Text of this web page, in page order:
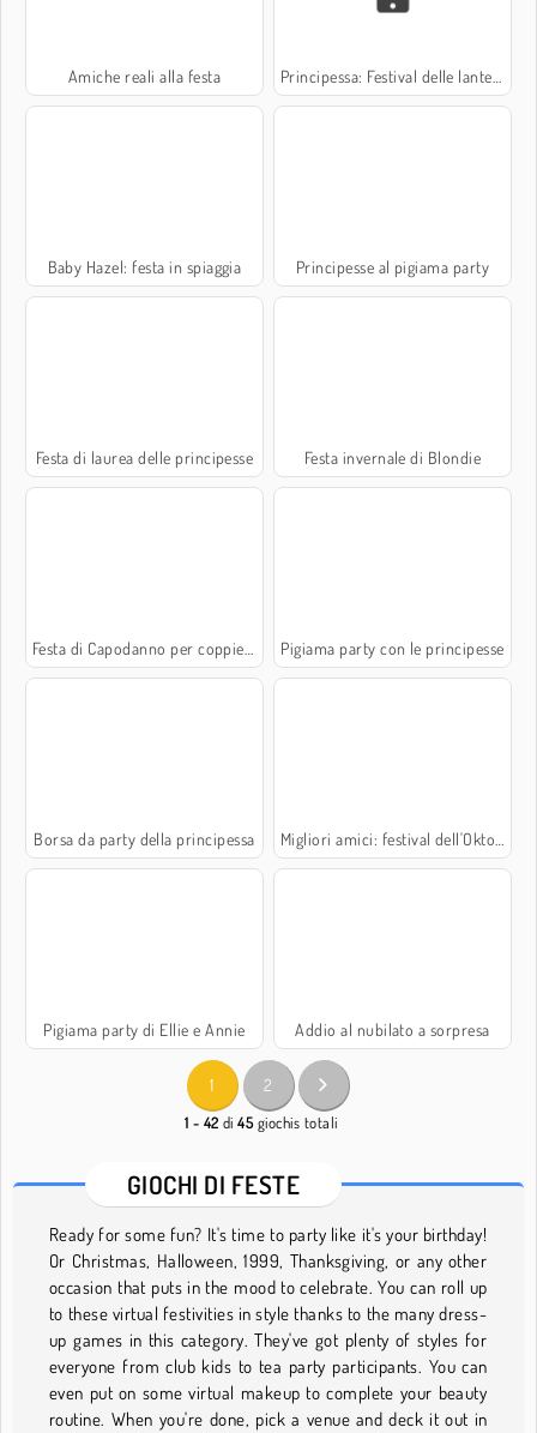
Amiche reali alla festa Principessa: Festival delle lanterne
Baby Hazel: festa in spiaggia Principesse al pigiama party
Festa di laurea delle principesse Festa invernale di Blondie
Festa di Capodanno per coppiette Pigiama party con le principesse
Borsa da party della principessa Migliori amici: festival dell'Oktoberfest
Pigiama party di Ellie e Annie Addio al nubilato a sorpresa
1 2
1 - 42 di45 giochis totali
GIOCHI DI FESTE
Ready for some fun? It's time to party like it's your birthday!
Or Christmas, Halloween, 1999, Thanksgiving, or any other
occasion that puts in the mood to celebrate. You can roll up
to these virtual festivities in style thanks to the many dress-
up games in this category. They've got plenty of styles for
everyone from club kids to tea party participants. You can
even put on some virtual makeup to complete your beauty
routine. When you're done, pick a venue and deck it out in